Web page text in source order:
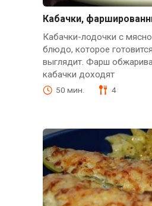
Кабачки,
Кабачки-лодочки с
блюдо, которое
выглядит. Фарш
кабачки доходят
50 мин. 4